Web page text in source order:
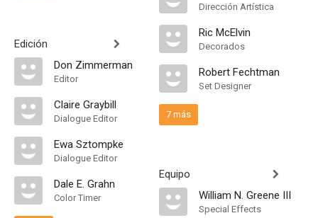
Edición
Don Zimmerman
Editor
Claire Graybill
Dialogue Editor
Ewa Sztompke
Dialogue Editor
Dale E. Grahn
Color Timer
Dirección Artística
Ric McElvin
Decorados
Robert Fechtman
Set Designer
7 más
Equipo
William N. Greene III
Special Effects